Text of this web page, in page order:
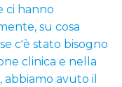
ci hanno
su cosa
c'è stato bisogno
clinica e nella
avuto il